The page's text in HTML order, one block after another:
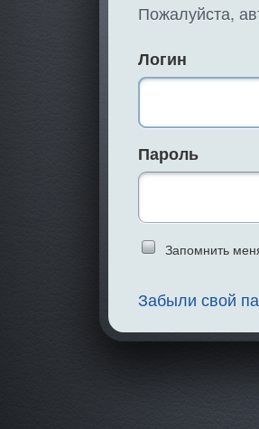
Пожалуйста,
Логин
Пароль
Запомнить
Забыли свой